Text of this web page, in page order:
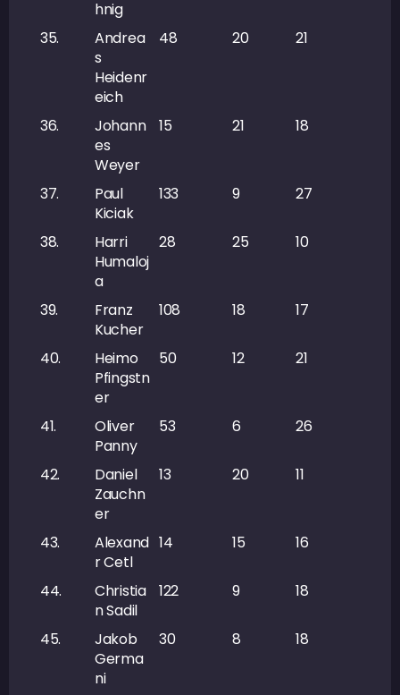
hnig
35.
Andrea
s
Heidenr
eich
48 20 21
36.
Johann
es
Weyer
15 21 18
37.
Paul
Kiciak
133 9 27
38.
Harri
Humaloj
a
28 25 10
39.
Franz
Kucher
108 18 17
40.
Heimo
Pfingstn
er
50 12 21
41.
Oliver
Panny
53 6 26
42.
Daniel
Zauchn
er
13 20 11
43.
Alexand
r Cetl
14 15 16
44.
Christia
n Sadil
122 9 18
45.
Jakob
Germa
ni
30 8 18